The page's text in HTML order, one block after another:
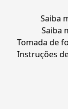
Saiba
Saiba
Tomada de
Instruções